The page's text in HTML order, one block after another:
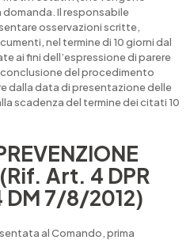
Il responsabile
osservazioni scritte,
nel termine di 10 giorni dal
ai fini dell’espressione di parere
del procedimento
dalla data di presentazione delle
scadenza del termine dei citati 10
Art. 4 DPR
DM 7/8/2012)
al Comando, prima